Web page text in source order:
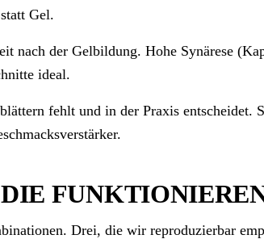
Gel.
nach der Gelbildung. Hohe Synärese
ideal.
fehlt und in der Praxis entscheidet.
Drei, die wir reproduzierbar